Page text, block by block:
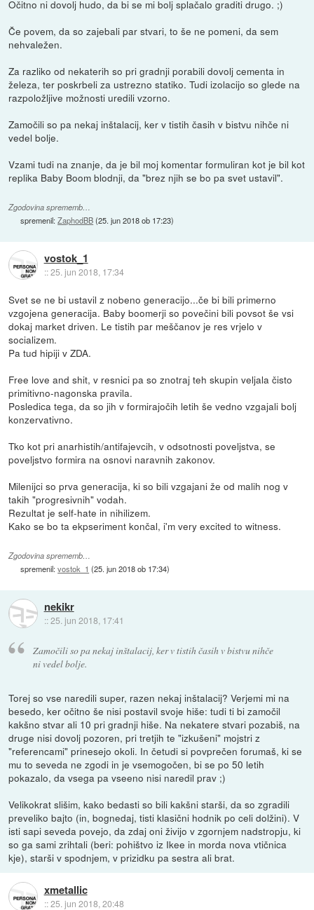
Očitno ni dovolj hudo, da bi se mi bolj splačalo graditi drugo. ;)
Če povem, da so zajebali par stvari, to še ne pomeni, da sem
nehvaležen.
Za razliko od nekaterih so pri gradnji porabili dovolj cementa in
železa, ter poskrbeli za ustrezno statiko. Tudi izolacijo so glede na
razpoložljive možnosti uredili vzorno.
Zamočili so pa nekaj inštalacij, ker v tistih časih v bistvu nihče ni
vedel bolje.
Vzami tudi na znanje, da je bil moj komentar formuliran kot je bil kot
replika Baby Boom blodnji, da "brez njih se bo pa svet ustavil".
Zgodovina sprememb…
spremenil:ZaphodBB(25. jun 2018 ob 17:23)
vostok_1
::25. jun 2018, 17:34
Svet se ne bi ustavil z nobeno generacijo...če bi bili primerno
vzgojena generacija. Baby boomerji so povečini bili povsot še vsi
dokaj market driven. Le tistih par meščanov je res vrjelo v
socializem.
Pa tud hipiji v ZDA.
Free love and shit, v resnici pa so znotraj teh skupin veljala čisto
primitivno-nagonska pravila.
Posledica tega, da so jih v formirajočih letih še vedno vzgajali bolj
konzervativno.
Tko kot pri anarhistih/antifajevcih, v odsotnosti poveljstva, se
poveljstvo formira na osnovi naravnih zakonov.
Milenijci so prva generacija, ki so bili vzgajani že od malih nog v
takih "progresivnih" vodah.
Rezultat je self-hate in nihilizem.
Kako se bo ta ekpseriment končal, i'm very excited to witness.
Zgodovina sprememb…
spremenil:vostok_1 (25. jun 2018 ob 17:34)
nekikr
::25. jun 2018, 17:41
Zamočili so pa nekaj inštalacij, ker v tistih časih v bistvu nihče
ni vedel bolje.
Torej so vse naredili super, razen nekaj inštalacij? Verjemi mi na
besedo, ker očitno še nisi postavil svoje hiše: tudi ti bi zamočil
kakšno stvar ali 10 pri gradnji hiše. Na nekatere stvari pozabiš, na
druge nisi dovolj pozoren, pri tretjih te "izkušeni" mojstri z
"referencami" prinesejo okoli. In četudi si povprečen forumaš, ki se
mu to seveda ne zgodi in je vsemogočen, bi se po 50 letih
pokazalo, da vsega pa vseeno nisi naredil prav ;)
Velikokrat slišim, kako bedasti so bili kakšni starši, da so zgradili
preveliko bajto (in, bognedaj, tisti klasični hodnik po celi dolžini). V
isti sapi seveda povejo, da zdaj oni živijo v zgornjem nadstropju, ki
so ga sami zrihtali (beri: pohištvo iz Ikee in morda nova vtičnica
kje), starši v spodnjem, v prizidku pa sestra ali brat.
xmetallic
::25. jun 2018, 20:48